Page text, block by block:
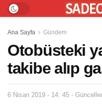
Ana Sayfa Gündem
Otobüsteki
takibe alıp
6 Nisan 2019 - 14: 45 -